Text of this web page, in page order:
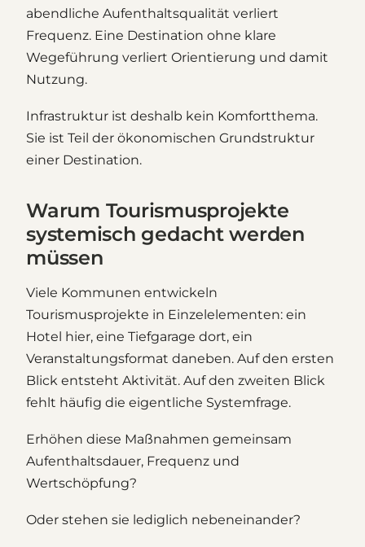
abendliche Aufenthaltsqualität verliert
Frequenz. Eine Destination ohne klare
Wegeführung verliert Orientierung und damit
Nutzung.
Infrastruktur ist deshalb kein Komfortthema.
Sie ist Teil der ökonomischen Grundstruktur
einer Destination.
Warum Tourismusprojekte
systemisch gedacht werden
müssen
Viele Kommunen entwickeln
Tourismusprojekte in Einzelelementen: ein
Hotel hier, eine Tiefgarage dort, ein
Veranstaltungsformat daneben. Auf den ersten
Blick entsteht Aktivität. Auf den zweiten Blick
fehlt häufig die eigentliche Systemfrage.
Erhöhen diese Maßnahmen gemeinsam
Aufenthaltsdauer, Frequenz und
Wertschöpfung?
Oder stehen sie lediglich nebeneinander?